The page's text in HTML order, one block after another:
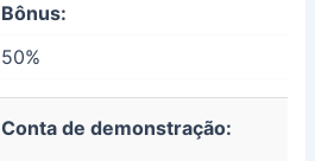
Bônus:
50%
Conta de demonstração: